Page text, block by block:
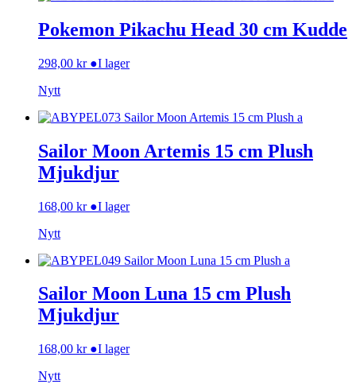
Pokemon Pikachu Head 30 cm Kudde
298,00 kr ●I lager
Nytt
Sailor Moon Artemis 15 cm Plush
Mjukdjur
168,00 kr ●I lager
Nytt
Sailor Moon Luna 15 cm Plush
Mjukdjur
168,00 kr ●I lager
Nytt